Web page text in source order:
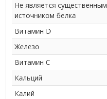
Не является существенным
источником белка
Витамин D
Железо
Витамин С
Кальций
Калий